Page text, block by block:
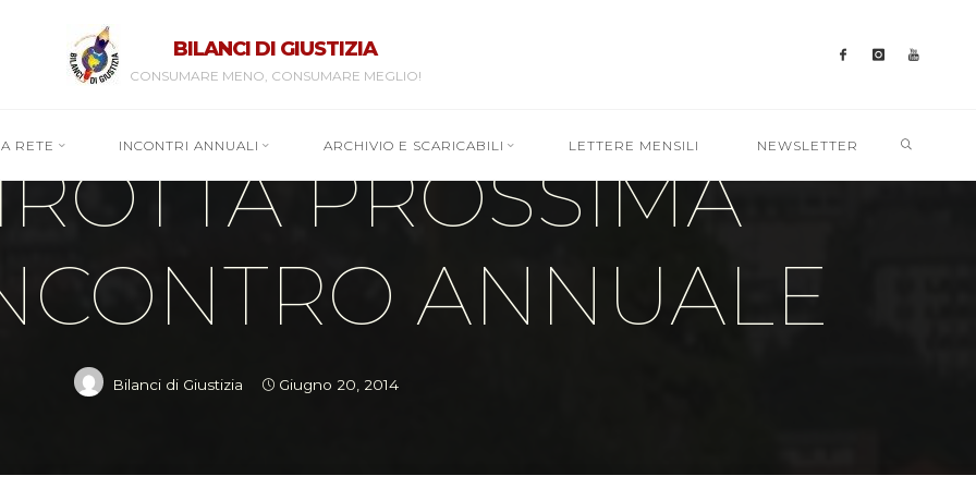
BILANCI DI GIUSTIZIA
CONSUMARE MENO, CONSUMARE MEGLIO!
RETE INCONTRI ANNUALI ARCHIVIO E SCARICABILI LETTERE MENSILI NEWSLETTER
PROSSIMA
ANNUALE
Bilanci di Giustizia Giugno 20, 2014